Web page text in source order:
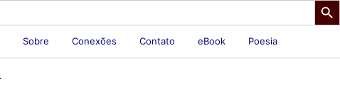
Sobre Conexões Contato eBook Poesia